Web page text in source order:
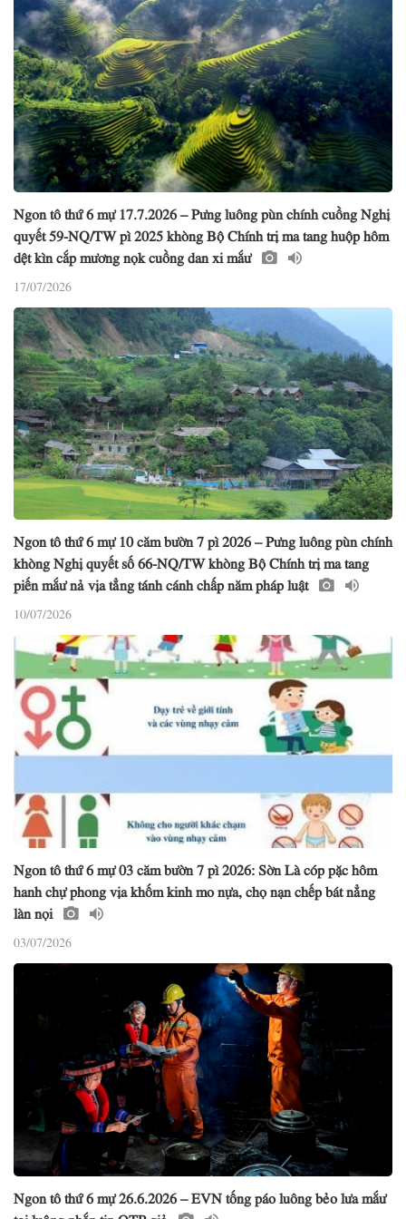
Ngon tô thứ 6 mự 17.7.2026 – Pưng luông pùn chính cuồng Nghị
quyết 59-NQ/TW pì 2025 khòng Bộ Chính trị ma tang huộp hôm
dệt kìn cắp mương nọk cuồng dan xi mắư
17/07/2026
Ngon tô thứ 6 mự 10 căm bườn 7 pì 2026 – Pưng luông pùn chính
khòng Nghị quyết số 66-NQ/TW khòng Bộ Chính trị ma tang
piến mắư nả vịa tẳng tánh cánh chấp năm pháp luật
10/07/2026
Ngon tô thứ 6 mự 03 căm bườn 7 pì 2026: Sờn Là cóp pặc hôm
hanh chự phong vịa khốm kinh mo nựa, chọ nạn chếp bát nẳng
làn nọi
03/07/2026
Ngon tô thứ 6 mự 26.6.2026 – EVN tống páo luông bẻo lưa mắư